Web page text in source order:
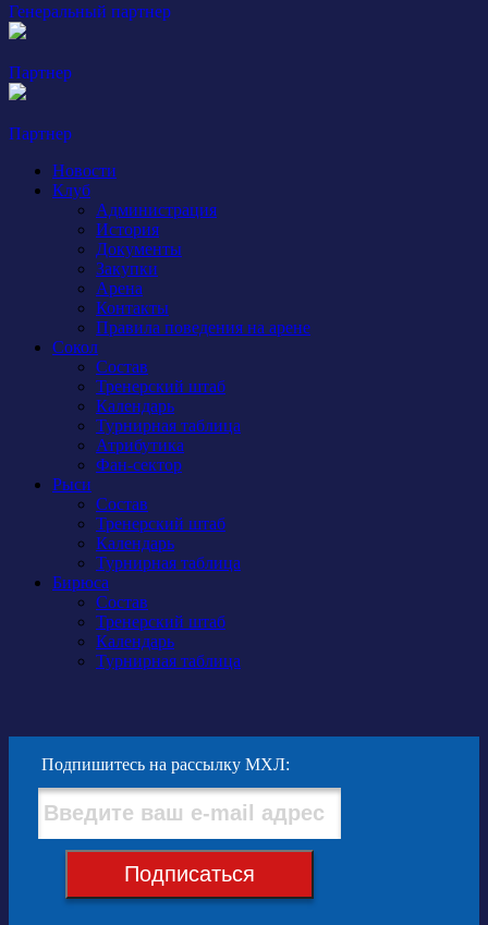
Генеральный партнер
Партнер
Партнер
Новости
Клуб
Администрация
История
Документы
Закупки
Арена
Контакты
Правила поведения на арене
Сокол
Состав
Тренерский штаб
Календарь
Турнирная таблица
Атрибутика
Фан-сектор
Рыси
Состав
Тренерский штаб
Календарь
Турнирная таблица
Бирюса
Состав
Тренерский штаб
Календарь
Турнирная таблица
Подпишитесь на рассылку МХЛ:
Подписаться